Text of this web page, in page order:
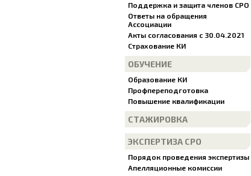
Поддержка и защита членов СРО
Ответы на обращения
Ассоциации
Акты согласования с 30.04.2021
Страхование КИ
ОБУЧЕНИЕ
Образование КИ
Профпереподготовка
Повышение квалификации
СТАЖИРОВКА
ЭКСПЕРТИЗА СРО
Порядок проведения экспертизы
Апелляционные комиссии